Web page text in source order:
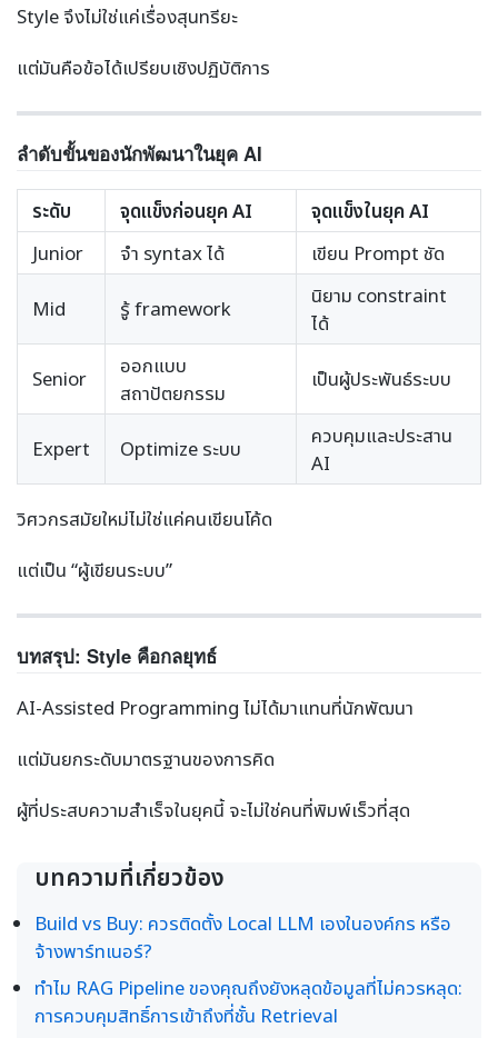
Style จึงไม่ใช่แค่เรื่องสุนทรียะ
แต่มันคือข้อได้เปรียบเชิงปฏิบัติการ
ลำดับขั้นของนักพัฒนาในยุค AI
ระดับ จุดแข็งก่อนยุค AI
จุดแข็งในยุค AI
Junior
จำ syntax ได้ เขียน Prompt ชัด
Mid รู้ framework
นิยาม constraint
ได้
Senior
ออกแบบ
สถาปัตยกรรม
เป็นผู้ประพันธ์ระบบ
Expert Optimize ระบบ
ควบคุมและประสาน
AI
วิศวกรสมัยใหม่ไม่ใช่แค่คนเขียนโค้ด
แต่เป็น “ผู้เขียนระบบ”
บทสรุป: Style คือกลยุทธ์
AI-Assisted Programming ไม่ได้มาแทนที่นักพัฒนา
แต่มันยกระดับมาตรฐานของการคิด
ผู้ที่ประสบความสำเร็จในยุคนี้ จะไม่ใช่คนที่พิมพ์เร็วที่สุด
บทความที่เกี่ยวข้อง
Build vs Buy: ควรติดตั้ง Local LLM เองในองค์กร หรือ
จ้างพาร์ทเนอร์?
ทำไม RAG Pipeline ของคุณถึงยังหลุดข้อมูลที่ไม่ควรหลุด:
การควบคุมสิทธิ์การเข้าถึงที่ชั้น Retrieval